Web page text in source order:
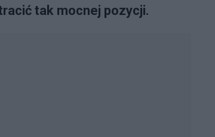
tak mocnej pozycji.